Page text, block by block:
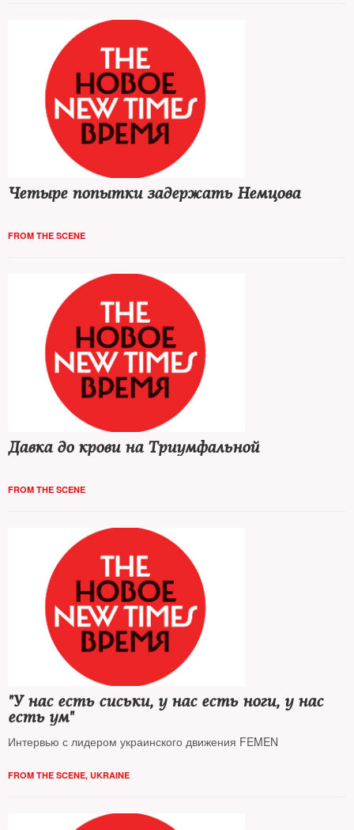
Четыре попытки задержать Немцова
FROM THE SCENE
Давка до крови на Триумфальной
FROM THE SCENE
"У нас есть сиськи, у нас есть ноги, у нас
есть ум"
Интервью с лидером украинского движения FEMEN
FROM THE SCENE, UKRAINE